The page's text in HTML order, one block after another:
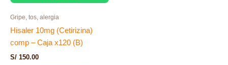
Gripe, tos, alergia
Hisaler 10mg (Cetirizina)
comp – Caja x120 (B)
S/ 150.00